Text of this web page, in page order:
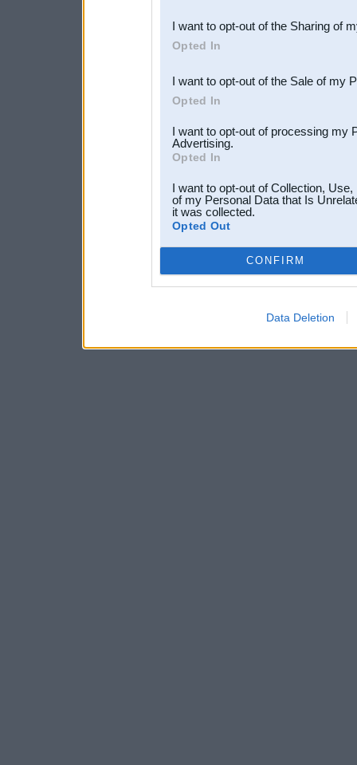
Downstream Participants
third parties.
I want to opt-out of the Sharing of
Opted In
I want to opt-out of the Sale of my
Opted In
I want to opt-out of processing my
Advertising.
Opted In
I want to opt-out of Collection,
of my Personal Data that Is
it was collected.
Opted Out
CONFIRM
Data Deletion